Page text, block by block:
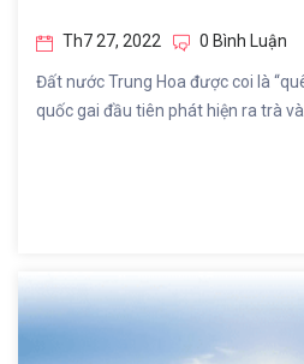
Th7 27, 2022 0 Bình Luận
Đất nước Trung Hoa được coi là
quốc gai đầu tiên phát hiện ra trà